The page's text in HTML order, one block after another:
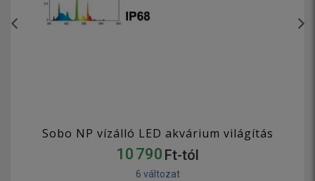
Sobo NP vízálló LED akvárium világítás
10 790 Ft-tól
6 változat